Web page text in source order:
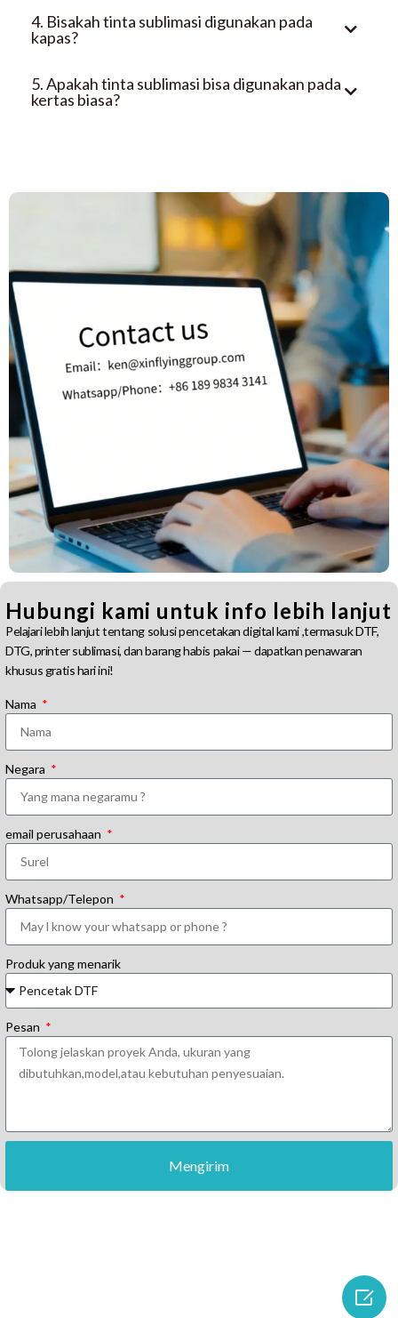
4. Bisakah tinta sublimasi digunakan pada
kapas?
5. Apakah tinta sublimasi bisa digunakan pada
kertas biasa?
Hubungi kami untuk info lebih lanjut
Pelajari lebih lanjut tentang solusi pencetakan digital kami ,termasuk DTF,
DTG, printer sublimasi, dan barang habis pakai — dapatkan penawaran
khusus gratis hari ini!
Nama
Negara
email perusahaan
Whatsapp/Telepon
Produk yang menarik
Pesan
Mengirim
